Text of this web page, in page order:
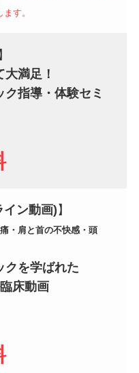
す。
】
満足！
ク指導・体験セミ
イン動画) 】
・肩と首の不快感・頭
クを学ばれた
床動画